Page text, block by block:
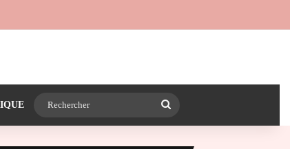
sur WhatsApp